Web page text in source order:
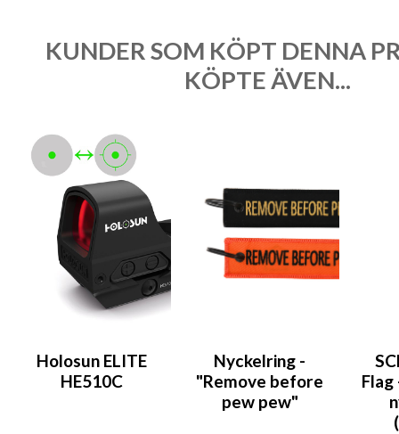
KUNDER SOM KÖPT DENNA
KÖPTE ÄVEN...
Holosun ELITE
HE510C
Nyckelring -
"Remove before
pew pew"